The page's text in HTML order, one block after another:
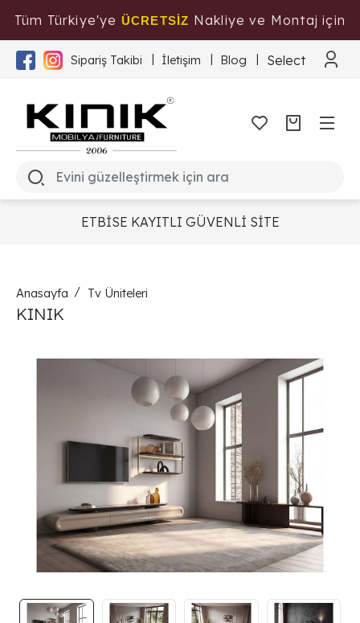
Tüm Türkiye'ye ÜCRETSİZ Nakliye ve Montaj için
Tıklayınız
Sipariş Takibi İletişim Blog Select
ETBİSE KAYITLI GÜVENLİ SİTE
Anasayfa Tv Üniteleri
KINIK